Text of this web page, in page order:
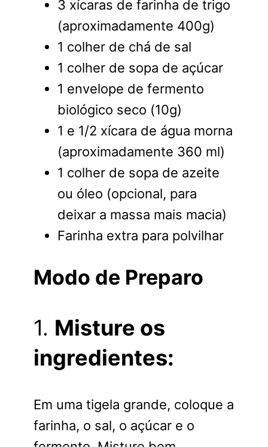
3 xícaras de farinha de trigo
(aproximadamente 400g)
1 colher de chá de sal
1 colher de sopa de açúcar
1 envelope de fermento
biológico seco (10g)
1 e 1/2 xícara de água morna
(aproximadamente 360 ml)
1 colher de sopa de azeite
ou óleo (opcional, para
deixar a massa mais macia)
Farinha extra para polvilhar
Modo de Preparo
1. Misture os
ingredientes:
Em uma tigela grande, coloque a
farinha, o sal, o açúcar e o